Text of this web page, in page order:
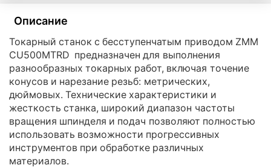
Описание
Токарный станок с беcступенчатым приводом ZMM
CU500MTRD предназначен для выполнения
разнообразных токарных работ, включая точение
конусов и нарезание резьб: метрических,
дюймовых. Технические характеристики и
жесткость станка, широкий диапазон частоты
вращения шпинделя и подач позволяют полностью
использовать возможности прогрессивных
инструментов при обработке различных
материалов.